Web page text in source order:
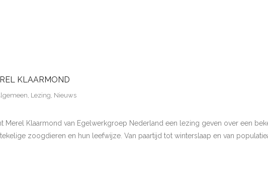
KLAARMOND
, Lezing, Nieuws
Merel Klaarmond van Egelwerkgroep Nederland een lezing geven over een
zoogdieren en hun leefwijze. Van paartijd tot winterslaap en van